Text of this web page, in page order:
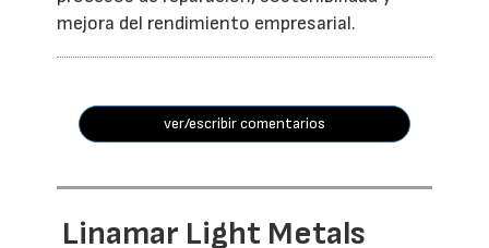
mejora del rendimiento empresarial.
ver/escribir comentarios
Linamar Light Metals